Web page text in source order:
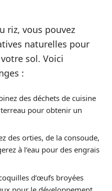
riz, vous pouvez
naturelles pour
sol. Voici
:
des déchets de cuisine
pour obtenir un
des orties, de la consoude,
à l’eau pour des engrais
d’œufs broyées